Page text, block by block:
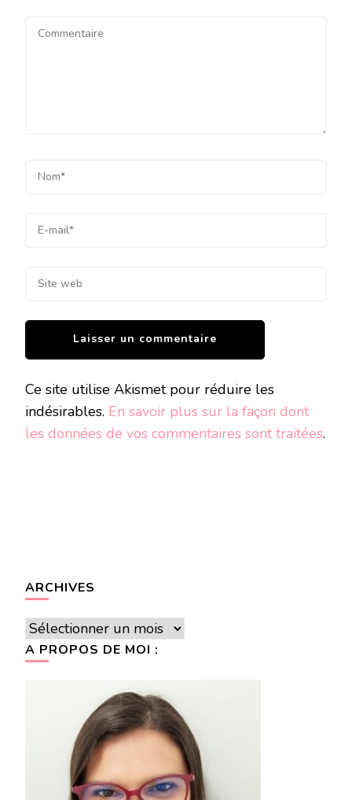
Ce site utilise Akismet pour réduire les
indésirables. En savoir plus sur la façon dont
les données de vos commentaires sont traitées.
ARCHIVES
Archives
A PROPOS DE MOI :